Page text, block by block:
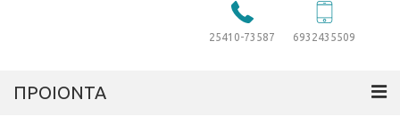
25410-73587 6932435509
ΠΡΟΙΟΝΤΑ